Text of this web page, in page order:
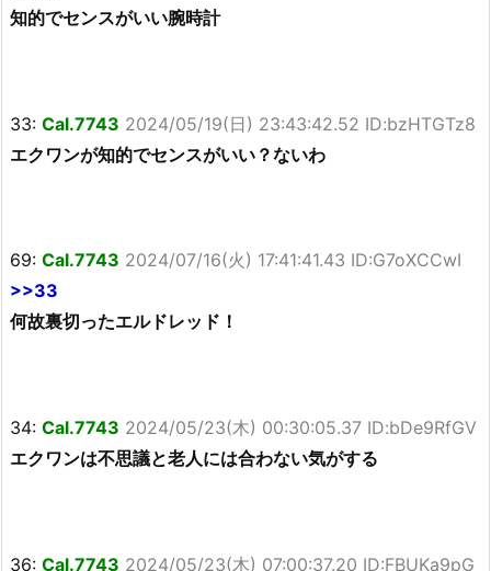
知的でセンスがいい腕時計
33: Cal.7743 2024/05/19(日) 23:43:42.52 ID:bzHTGTz8
エクワンが知的でセンスがいい？ないわ
69: Cal.7743 2024/07/16(火) 17:41:41.43 ID:G7oXCCwI
>>33
何故裏切ったエルドレッド！
34: Cal.7743 2024/05/23(木) 00:30:05.37 ID:bDe9RfGV
エクワンは不思議と老人には合わない気がする
36: Cal.7743 2024/05/23(木) 07:00:37.20 ID:FBUKa9pG